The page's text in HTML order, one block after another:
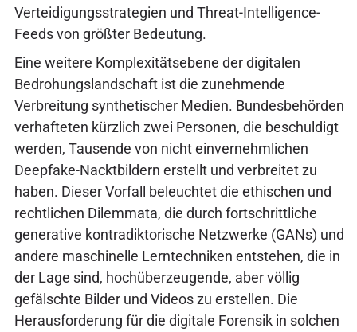
Verteidigungsstrategien und Threat-Intelligence-
Feeds von größter Bedeutung.
Eine weitere Komplexitätsebene der digitalen
Bedrohungslandschaft ist die zunehmende
Verbreitung synthetischer Medien. Bundesbehörden
verhafteten kürzlich zwei Personen, die beschuldigt
werden, Tausende von nicht einvernehmlichen
Deepfake-Nacktbildern erstellt und verbreitet zu
haben. Dieser Vorfall beleuchtet die ethischen und
rechtlichen Dilemmata, die durch fortschrittliche
generative kontradiktorische Netzwerke (GANs) und
andere maschinelle Lerntechniken entstehen, die in
der Lage sind, hochüberzeugende, aber völlig
gefälschte Bilder und Videos zu erstellen. Die
Herausforderung für die digitale Forensik in solchen